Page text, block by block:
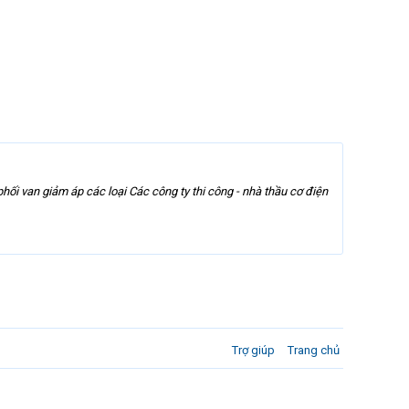
van giảm áp các loại Các công ty thi công - nhà thầu cơ điện
Trợ giúp Trang chủ